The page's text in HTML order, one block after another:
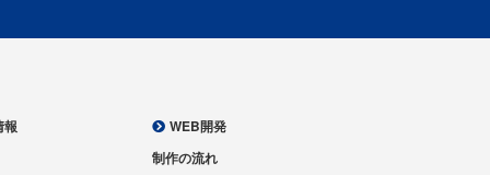
報
WEB開発
制作の流れ